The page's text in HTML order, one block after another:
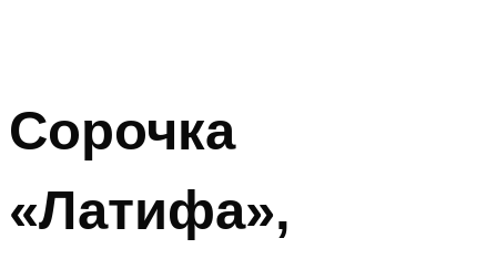
Сорочка
«Латифа»,